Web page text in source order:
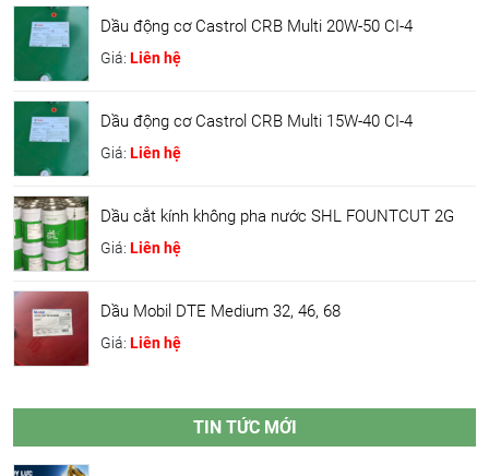
Dầu động cơ Castrol CRB Multi 20W-50 CI-4
Giá: Liên hệ
Dầu động cơ Castrol CRB Multi 15W-40 CI-4
Giá: Liên hệ
Dầu cắt kính không pha nước SHL FOUNTCUT 2G
Giá: Liên hệ
Dầu Mobil DTE Medium 32, 46, 68
Giá: Liên hệ
TIN TỨC MỚI